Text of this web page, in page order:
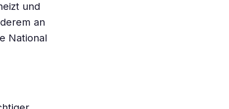
und
an
National